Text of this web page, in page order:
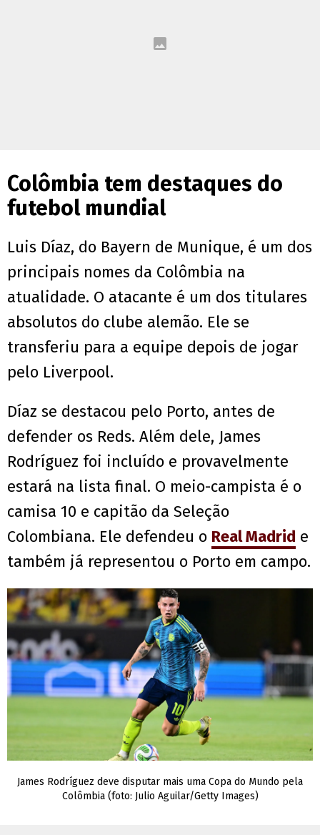
Colômbia tem destaques do
futebol mundial
Luis Díaz, do Bayern de Munique, é um dos
principais nomes da Colômbia na
atualidade. O atacante é um dos titulares
absolutos do clube alemão. Ele se
transferiu para a equipe depois de jogar
pelo Liverpool.
Díaz se destacou pelo Porto, antes de
defender os Reds. Além dele, James
Rodríguez foi incluído e provavelmente
estará na lista final. O meio-campista é o
camisa 10 e capitão da Seleção
Colombiana. Ele defendeu o Real Madrid e
também já representou o Porto em campo.
James Rodríguez deve disputar mais uma Copa do Mundo pela
Colômbia (foto: Julio Aguilar/Getty Images)